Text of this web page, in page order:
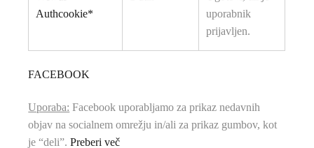
Authcookie*
uporabnik
prijavljen.
FACEBOOK
Uporaba: Facebook uporabljamo za prikaz nedavnih
objav na socialnem omrežju in/ali za prikaz gumbov, kot
je “deli”.Preberi več